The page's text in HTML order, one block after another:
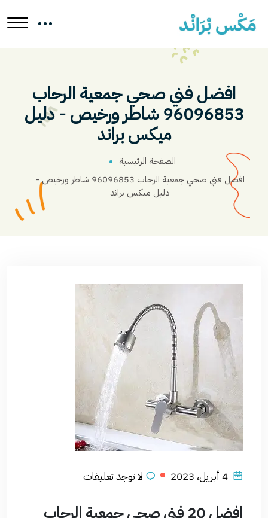
افضل فني صحي جمعية الرحاب
96096853 شاطر ورخيص - دليل
ميكس براند
الصفحة الرئيسية
افضل فني صحي جمعية الرحاب 96096853 شاطر ورخيص -
دليل ميكس براند
لا توجد تعليقات
افضل 20 فني صحي جمعية الرحاب